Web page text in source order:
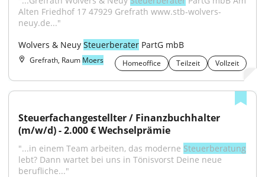
Alten Friedhof 17 47929 Grefrath www.stb-wolvers-
neuy.de..."
Wolvers & Neuy Steuerberater PartG mbB
Grefrath, Raum Moers Homeoffice Teilzeit Vollzeit
Steuerfachangestellter / Finanzbuchhalter
(m/w/d) - 2.000 € Wechselprämie
"...in einem Team arbeiten, das moderne Steuerberatung
lebt? Dann wartet bei uns in Tönisvorst Deine neue
berufliche..."